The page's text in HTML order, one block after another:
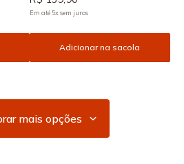
Em até 5xsem juros
Adicionar na sacola